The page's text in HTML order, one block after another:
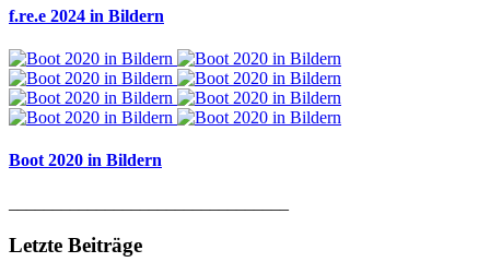
f.re.e 2024 in Bildern
Boot 2020 in Bildern
Letzte Beiträge